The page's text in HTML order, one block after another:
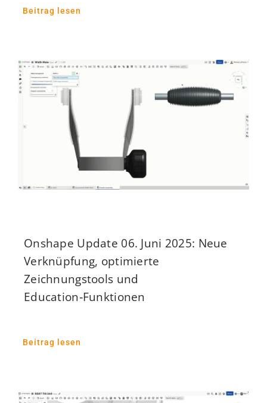
Beitrag lesen
Onshape Update 06. Juni 2025: Neue
Verknüpfung, optimierte
Zeichnungstools und
Education‑Funktionen
Beitrag lesen